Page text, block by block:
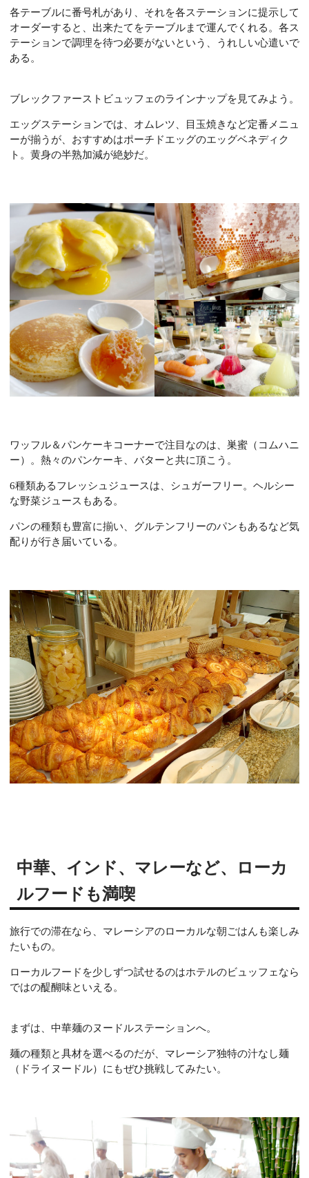
各テーブルに番号札があり、それを各ステーションに提示して
オーダーすると、出来たてをテーブルまで運んでくれる。各ス
テーションで調理を待つ必要がないという、うれしい心遣いで
ある。
ブレックファーストビュッフェのラインナップを見てみよう。
エッグステーションでは、オムレツ、目玉焼きなど定番メニュ
ーが揃うが、おすすめはポーチドエッグのエッグベネディク
ト。黄身の半熟加減が絶妙だ。
ワッフル＆パンケーキコーナーで注目なのは、巣蜜（コムハニ
ー）。 熱々のパンケーキ、バターと共に頂こう。
6種類あるフレッシュジュースは、シュガーフリー。ヘルシー
な野菜ジュースもある。
パンの種類も豊富に揃い、グルテンフリーのパンもあるなど気
配りが行き届いている。
中華、インド、マレーなど、ローカ
ルフードも満喫
旅行での滞在なら、マレーシアのローカルな朝ごはんも楽しみ
たいもの。
ローカルフードを少しずつ試せるのはホテルのビュッフェなら
ではの醍醐味といえる。
まずは、中華麺のヌードルステーションへ。
麺の種類と具材を選べるのだが、マレーシア独特の汁なし麺
（ドライヌードル）にもぜひ挑戦してみたい。